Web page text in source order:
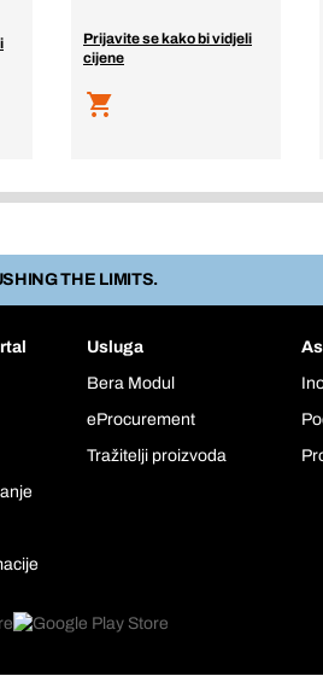
Prijavite se kako bi vidjeli
cijene
THE LIMITS.
Usluga
Bera Modul
eProcurement
Tražitelji proizvoda